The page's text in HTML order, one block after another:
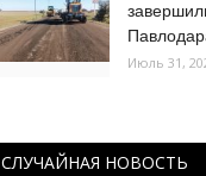
Июль 31,
СЛУЧАЙНАЯ НОВОСТЬ